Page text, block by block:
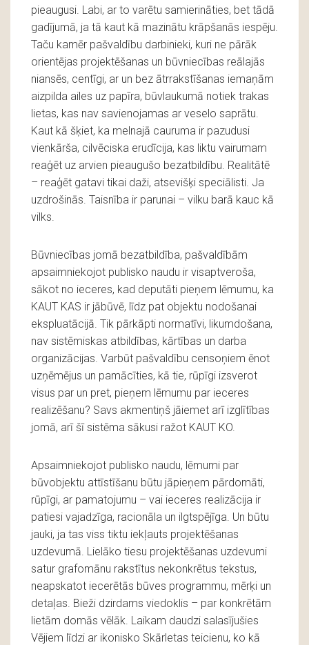
pieaugusi. Labi, ar to varētu samierināties, bet tādā
gadījumā, ja tā kaut kā mazinātu krāpšanās iespēju.
Taču kamēr pašvaldību darbinieki, kuri ne pārāk
orientējas projektēšanas un būvniecības reālajās
niansēs, centīgi, ar un bez ātrrakstīšanas iemaņām
aizpilda ailes uz papīra, būvlaukumā notiek trakas
lietas, kas nav savienojamas ar veselo saprātu.
Kaut kā šķiet, ka melnajā cauruma ir pazudusi
vienkārša, cilvēciska erudīcija, kas liktu vairumam
reaģēt uz arvien pieaugušo bezatbildību. Realitātē
– reaģēt gatavi tikai daži, atsevišķi speciālisti. Ja
uzdrošinās. Taisnība ir parunai – vilku barā kauc kā
vilks.
Būvniecības jomā bezatbildība, pašvaldībām
apsaimniekojot publisko naudu ir visaptveroša,
sākot no ieceres, kad deputāti pieņem lēmumu, ka
KAUT KAS ir jābūvē, līdz pat objektu nodošanai
ekspluatācijā. Tik pārkāpti normatīvi, likumdošana,
nav sistēmiskas atbildības, kārtības un darba
organizācijas. Varbūt pašvaldību censoņiem ēnot
uzņēmējus un pamācīties, kā tie, rūpīgi izsverot
visus par un pret, pieņem lēmumu par ieceres
realizēšanu? Savs akmentiņš jāiemet arī izglītības
jomā, arī šī sistēma sākusi ražot KAUT KO.
Apsaimniekojot publisko naudu, lēmumi par
būvobjektu attīstīšanu būtu jāpieņem pārdomāti,
rūpīgi, ar pamatojumu – vai ieceres realizācija ir
patiesi vajadzīga, racionāla un ilgtspējīga. Un būtu
jauki, ja tas viss tiktu iekļauts projektēšanas
uzdevumā. Lielāko tiesu projektēšanas uzdevumi
satur grafomānu rakstītus nekonkrētus tekstus,
neapskatot iecerētās būves programmu, mērķi un
detaļas. Bieži dzirdams viedoklis – par konkrētām
lietām domās vēlāk. Laikam daudzi salasījušies
Vējiem līdzi ar ikonisko Skārletas teicienu, ko kā